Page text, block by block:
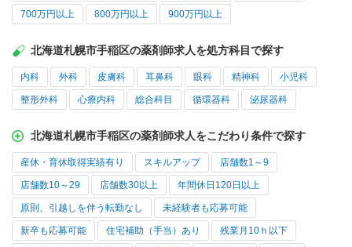
700万円以上 800万円以上 900万円以上
北海道札幌市手稲区の薬剤師求人を処方科目で探す
内科 外科 皮膚科 耳鼻科 眼科 精神科 小児科
整形外科 心療内科 総合科目 循環器科 泌尿器科
北海道札幌市手稲区の薬剤師求人をこだわり条件で探す
産休・育休取得実績有り スキルアップ 店舗数1～9
店舗数10～29 店舗数30以上 年間休日120日以上
原則、引越しを伴う転勤なし 未経験者も応募可能
新卒も応募可能 住宅補助（手当）あり 残業月10ｈ以下